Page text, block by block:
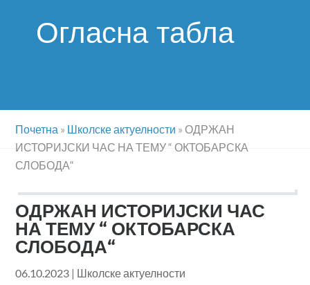
Огласна табла
Почетна » Школске актуелности »ОДРЖАН
ИСТОРИЈСКИ ЧАС НА ТЕМУ “ ОКТОБАРСКА
СЛОБОДА“
ОДРЖАН ИСТОРИЈСКИ ЧАС
НА ТЕМУ “ ОКТОБАРСКА
СЛОБОДА“
06.10.2023 | Школске актуелности